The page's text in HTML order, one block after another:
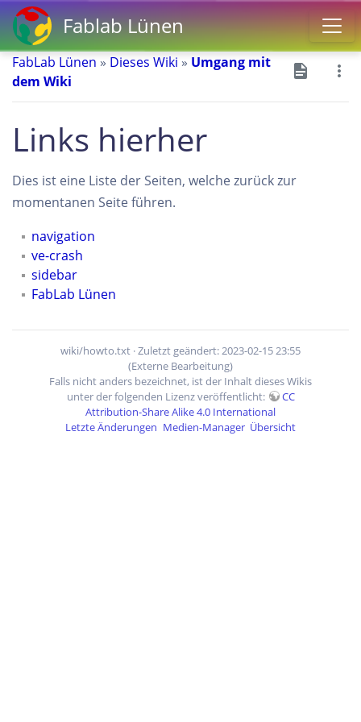
Fablab Lünen
FabLab Lünen » Dieses Wiki » Umgang mit
dem Wiki
Links hierher
Dies ist eine Liste der Seiten, welche zurück zur
momentanen Seite führen.
navigation
ve-crash
sidebar
FabLab Lünen
wiki/howto.txt · Zuletzt geändert: 2023-02-15 23:55
(Externe Bearbeitung)
Falls nicht anders bezeichnet, ist der Inhalt dieses Wikis
unter der folgenden Lizenz veröffentlicht:
CC
Attribution-Share Alike 4.0 International
Letzte Änderungen Medien-Manager Übersicht